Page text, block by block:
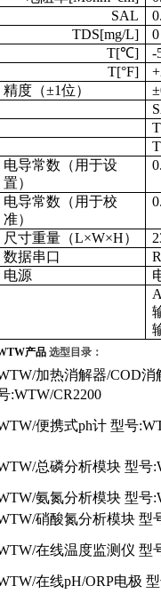
SAL
TDS[mg/L]
0
T[℃]
-
T[°F]
精度（±1位）
电导常数（用于设
置）
电导常数（用于校
准）
尺寸重量（L×W×H）
数据串口
电源
产品 选型目录：
加热消解器/COD消
:WTW/CR2200
便携式ph计 型号
总磷分析模块 型号
氨氮分析模块 型号
硝酸氮分析模块 型
在线温度监测仪 型
在线pH/ORP电极